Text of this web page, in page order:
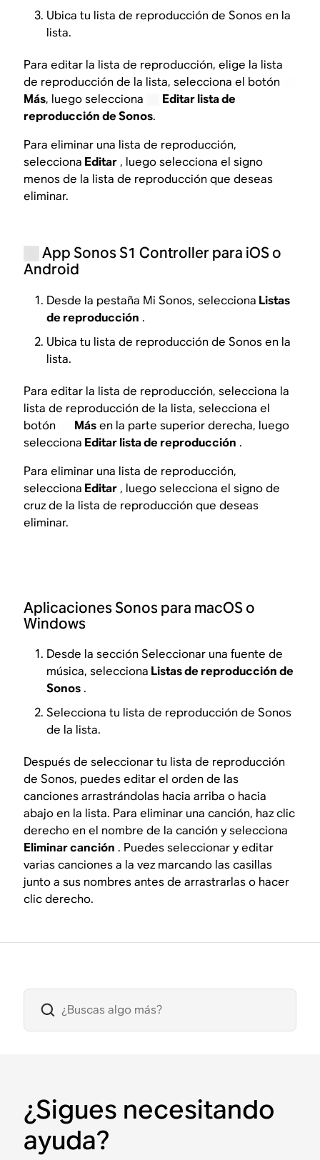
Ubica tu lista de reproducción de Sonos en la
lista.
Para editar la lista de reproducción, elige la lista
de reproducción de la lista, selecciona el botón
Más, luego selecciona
Editar lista de
reproducción de Sonos.
Para eliminar una lista de reproducción,
selecciona Editar , luego selecciona el signo
menos de la lista de reproducción que deseas
eliminar.
App Sonos S1 Controller para iOS o
Android
Desde la pestaña Mi Sonos, selecciona Listas
de reproducción .
Ubica tu lista de reproducción de Sonos en la
lista.
Para editar la lista de reproducción, selecciona la
lista de reproducción de la lista, selecciona el
botón
Másen la parte superior derecha, luego
selecciona Editar lista de reproducción .
Para eliminar una lista de reproducción,
selecciona Editar , luego selecciona el signo de
cruz de la lista de reproducción que deseas
eliminar.
Aplicaciones Sonos para macOS o
Windows
Desde la sección Seleccionar una fuente de
música, selecciona Listas de reproducción de
Sonos.
Selecciona tu lista de reproducción de Sonos
de la lista.
Después de seleccionar tu lista de reproducción
de Sonos, puedes editar el orden de las
canciones arrastrándolas hacia arriba o hacia
abajo en la lista. Para eliminar una canción, haz clic
derecho en el nombre de la canción y selecciona
Eliminar canción . Puedes seleccionar y editar
varias canciones a la vez marcando las casillas
junto a sus nombres antes de arrastrarlas o hacer
clic derecho.
¿Sigues necesitando
ayuda?